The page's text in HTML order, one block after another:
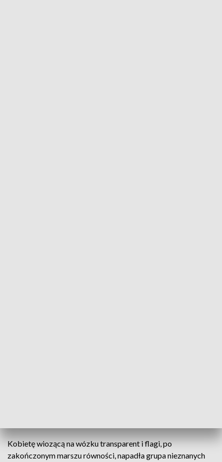
Kobietę wiozącą na wózku transparent i flagi, po
zakończonym marszu równości, napadła grupa nieznanych